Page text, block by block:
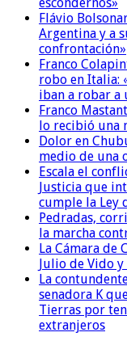
escondernos»
Flávio
Argentina y a
confrontación»
Franco
robo en Italia:
iban a robar a
Franco
lo recibió una
Dolor en
medio de una
Escala el
Justicia que
cumple la Ley
Pedradas,
la marcha
La Cámara de
Julio de Vido
La
senadora K
Tierras por
extranjeros